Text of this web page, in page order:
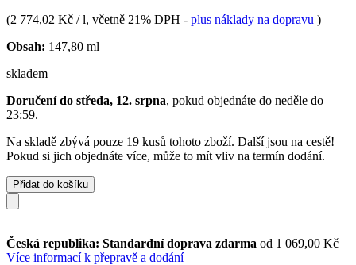
(2 774,02 Kč / l, včetně 21% DPH - plus náklady na dopravu )
Obsah: 147,80 ml
skladem
Doručení do středa, 12. srpna, pokud objednáte do neděle do
23:59.
Na skladě zbývá pouze 19 kusů tohoto zboží. Další jsou na cestě!
Pokud si jich objednáte více, může to mít vliv na termín dodání.
Přidat do košíku
Česká republika: Standardní doprava zdarma od 1 069,00 Kč
Více informací k přepravě a dodání